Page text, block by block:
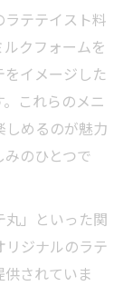
テテイスト料
クフォームを
イメージした
これらのメニ
しめるのが魅力
のひとつで
」といった関
ジナルのラテ
されていま